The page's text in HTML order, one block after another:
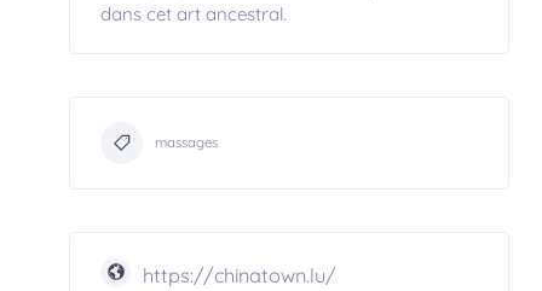
dans cet art ancestral.
massages
https://chinatown.lu/